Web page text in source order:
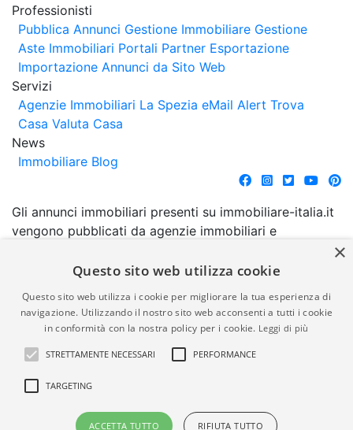
Professionisti
Pubblica Annunci Gestione Immobiliare Gestione
Aste Immobiliari Portali Partner Esportazione
Importazione Annunci da Sito Web
Servizi
Agenzie Immobiliari La Spezia eMail Alert Trova
Casa Valuta Casa
News
Immobiliare Blog
Gli annunci immobiliari presenti su immobiliare-italia.it
vengono pubblicati da agenzie immobiliari e
comporta l'approvazione o l'avallo da parte di
garanzia da parte di quest'ultima. immobiliare-italia.it
quindi non è responsabile della veridicità, della
correttezza, della completezza, della normativa in
materia di privacy e/o di alcun altro aspetto dei
suddetti annunci.
© Copyright 2007 - 2026
Powered by
×
Questo sito web utilizza cookie
Questo sito web utilizza i cookie per migliorare la tua esperienza di
navigazione. Utilizzando il nostro sito web acconsenti a tutti i cookie
in conformità con la nostra policy per i cookie. Leggi di più
STRETTAMENTE NECESSARI PERFORMANCE
TARGETING
ACCETTA TUTTO RIFIUTA TUTTO